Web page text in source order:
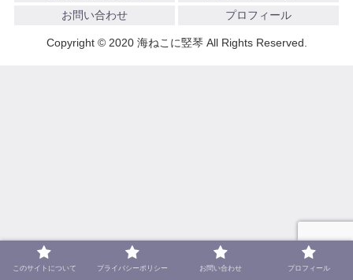
お問い合わせ
プロフィール
Copyright © 2020 海ねこに竪琴 All Rights Reserved.
このサイトについて プライバシーポリシー お問い合わせ プロフィール